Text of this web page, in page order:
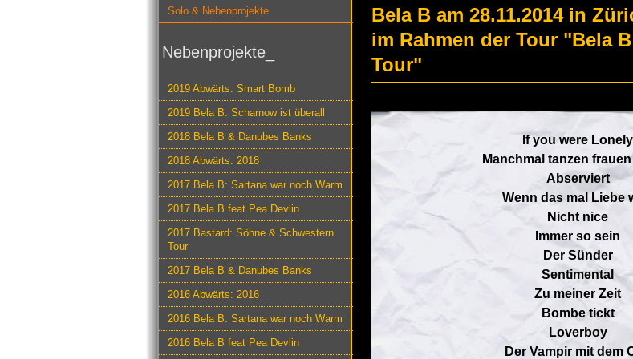
Solo & Nebenprojekte
Nebenprojekte_
2019 Abwärts: Smart Bomb
2019 Bela B: Scharnow ist überall
2018 Bela B & Danubes Banks
2018 Abwärts: 2018
2017 Bela B: Sartana war noch Warm
2017 Bela B feat Pea Devlin
2017 Bastard: Söhne & Schwestern
Tour
2017 Bela B & Danubes Banks
2016 Abwärts: 2016
2016 Bela B. Sartana war noch Warm
2016 Bela B feat Pea Devlin
Bela B am 28.11.2014 in
im Rahmen der Tour "Bela
Tour"
If you were Lonely
Manchmal tanzen
Abserviert
Wenn das mal Liebe
Nicht nice
Immer so sein
Der Sünder
Sentimental
Zu meiner Zeit
Bombe tickt
Loverboy
Der Vampir mit dem